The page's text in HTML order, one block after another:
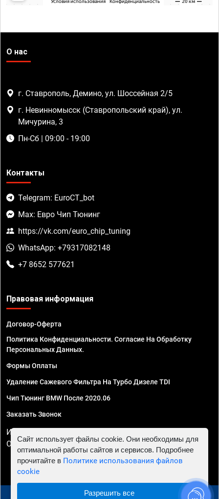
О нас
г. Ставрополь, Демино, ул. Шоссейная 2/5
г. Невинномысск (Ставропольский край), ул.
Мичурина, 3
Пн-Сб | 09:00 - 19:00
Контакты
Telegram: EuroCT_bot
Max: Евро Чип Тюнинг
https://vk.com/euro_chip_tuning
WhatsApp: +79317082148
+7 8652 577621
Правовая информация
Договор-Оферта
Политика Конфиденциальности. Согласие На Обработку
Персональных Данных.
Формы Оплаты
Удаление Сажевого Фильтра На Турбо Дизеле TDI
Чип Тюнинг BMW После 2020.06
Заказать Звонок
ИП Смирнов Георгий Павлович. ИНН 781302555843,
ОГРНИП 324470400032610
© 2010 - 2026 Чип тюнинг в Ставрополе - Автосервис
Сайт использует файлы cookie. Они необходимы для
оптимальной работы сайтов и сервисов. Подробнее
прочитайте в Политике использования файлов
cookie
Разрешить все